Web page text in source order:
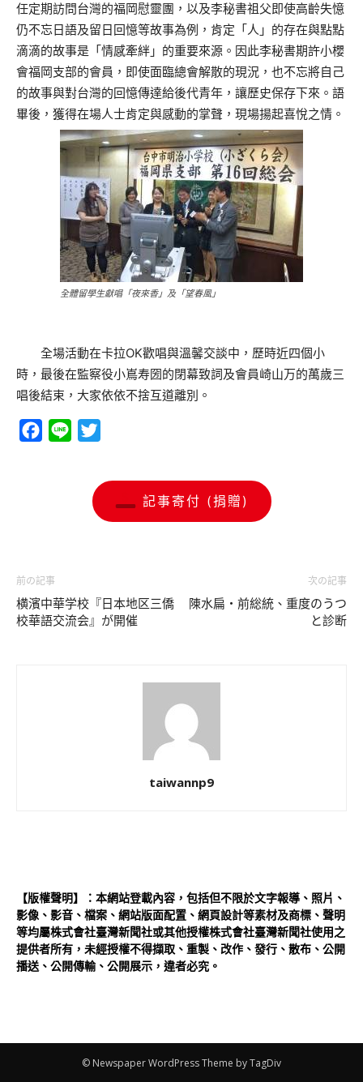
任定期訪問台灣的福岡慰靈團，以及李秘書祖父即使高齡失憶
仍不忘日語及留日回憶等故事為例，肯定「人」的存在與點點
滴滴的故事是「情感牽絆」的重要來源。因此李秘書期許小櫻
會福岡支部的會員，即使面臨總會解散的現況，也不忘將自己
的故事與對台灣的回憶傳達給後代青年，讓歷史保存下來。語
畢後，獲得在場人士肯定與感動的掌聲，現場揚起喜悅之情。
全體留學生獻唱「夜來香」及「望春風」
全場活動在卡拉OK歡唱與溫馨交談中，歷時近四個小
時，最後在監察役小嶌寿圀的閉幕致詞及會員崎山万的萬歲三
唱後結束，大家依依不捨互道離別。
Facebook
Line
記事寄付 (捐贈)
前の記事
横濱中華学校『日本地区三僑
校華語交流会』が開催
次の記事
陳水扁・前総統、重度のうつ
と診断
taiwannp9
【版權聲明】：本網站登載內容，包括但不限於文字報導、照片、
影像、影音、檔案、網站版面配置、網頁設計等素材及商標、聲明
等均屬株式會社臺灣新聞社或其他授權株式會社臺灣新聞社使用之
提供者所有，未經授權不得擷取、重製、改作、發行、散布、公開
播送、公開傳輸、公開展示，違者必究。
© Newspaper WordPress Theme by TagDiv